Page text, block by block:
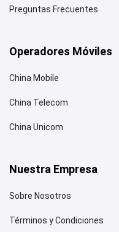
Preguntas Frecuentes
Operadores Móviles
China Mobile
China Telecom
China Unicom
Nuestra Empresa
Sobre Nosotros
Términos y Condiciones